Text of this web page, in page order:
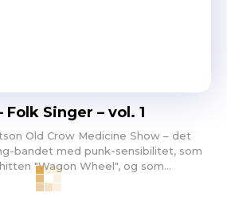
Singer – vol. 1
Old Crow Medicine Show – det
bandet med punk-sensibilitet, som
"Wagon Wheel", og som...